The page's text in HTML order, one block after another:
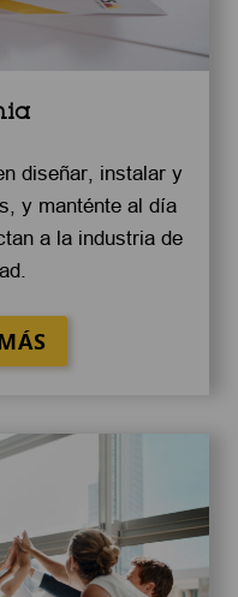
diseñar, instalar y
y manténte al día
a la industria de